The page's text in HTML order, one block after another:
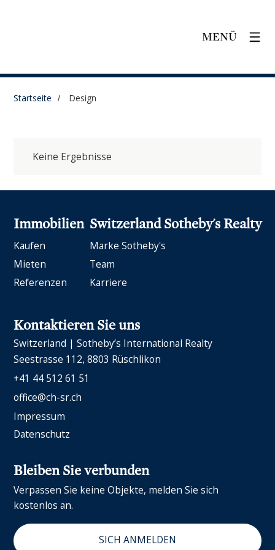
MENÜ
Startseite Design
Keine Ergebnisse
Immobilien
Kaufen
Mieten
Referenzen
Switzerland Sotheby's Realty
Marke Sotheby's
Team
Karriere
Kontaktieren Sie uns
Switzerland | Sotheby’s International Realty
Seestrasse 112 8803 Rüschlikon
+41 44 512 61 51
office@ch-sr.ch
Impressum
Datenschutz
Bleiben Sie verbunden
Verpassen Sie keine Objekte, melden Sie sich
kostenlos an.
SICH ANMELDEN